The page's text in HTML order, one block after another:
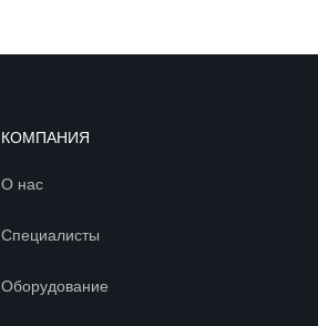
КОМПАНИЯ
О нас
Специалисты
Оборудование